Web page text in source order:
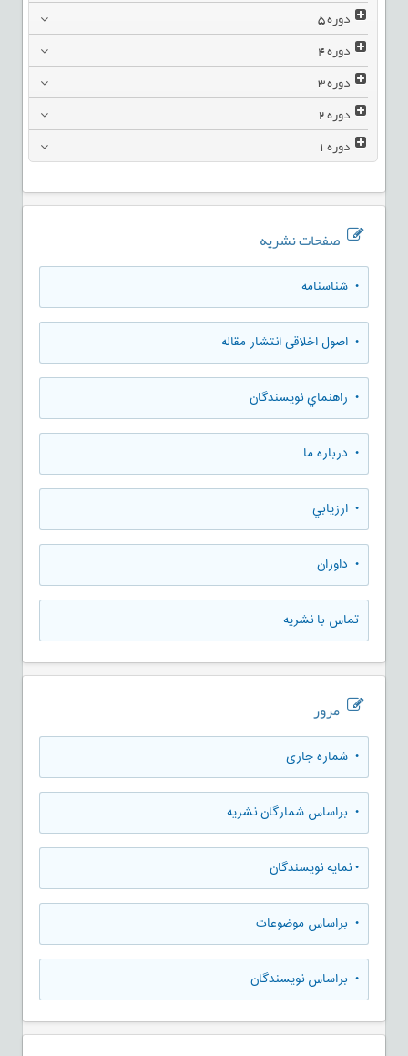
دوره5
دوره4
دوره3
دوره2
دوره1
صفحات نشریه
• شناسنامه
• اصول اخلاقی انتشار مقاله
• راهنماي نويسندگان
• درباره ما
• ارزيابي
• داوران
تماس با نشریه
مرور
• شماره جاری
• براساس شمارگان نشریه
•نمایه نویسندگان
• براساس موضوعات
• براساس نویسندگان